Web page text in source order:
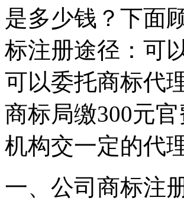
是多少钱？下面
标注册途径：可
可以委托商标代
商标局缴300元
机构交一定的
一、公司商标注